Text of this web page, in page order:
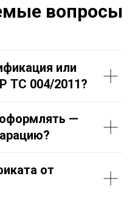
вопросы
или
ТС 004/2011?
—
от